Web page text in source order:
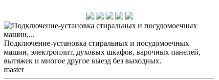
Подключение-установка стиральных и посудомоечных
машин, электроплит, духовых шкафов, варочных панелей,
вытяжек и многое другое выезд без выходных.
master